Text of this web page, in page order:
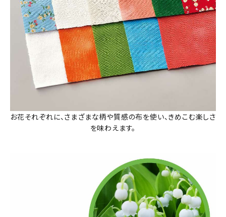
お花それぞれに、さまざまな柄や質感の布を使い、きめこむ楽しさ
を味わえます。